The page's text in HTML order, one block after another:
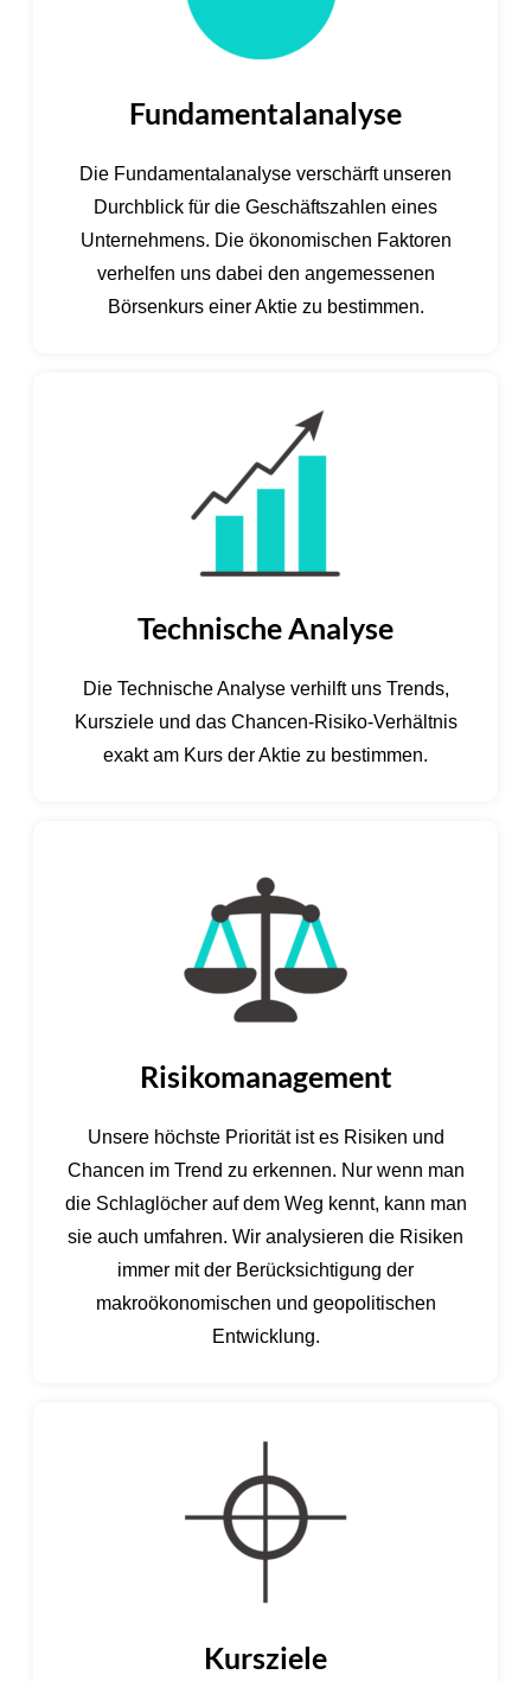
Fundamentalanalyse
Die Fundamentalanalyse verschärft unseren
Durchblick für die Geschäftszahlen eines
Unternehmens. Die ökonomischen Faktoren
verhelfen uns dabei den angemessenen
Börsenkurs einer Aktie zu bestimmen.
Technische Analyse
Die Technische Analyse verhilft uns Trends,
Kursziele und das Chancen-Risiko-Verhältnis
exakt am Kurs der Aktie zu bestimmen.
Risikomanagement
Unsere höchste Priorität ist es Risiken und
Chancen im Trend zu erkennen. Nur wenn man
die Schlaglöcher auf dem Weg kennt, kann man
sie auch umfahren. Wir analysieren die Risiken
immer mit der Berücksichtigung der
makroökonomischen und geopolitischen
Entwicklung.
Kursziele